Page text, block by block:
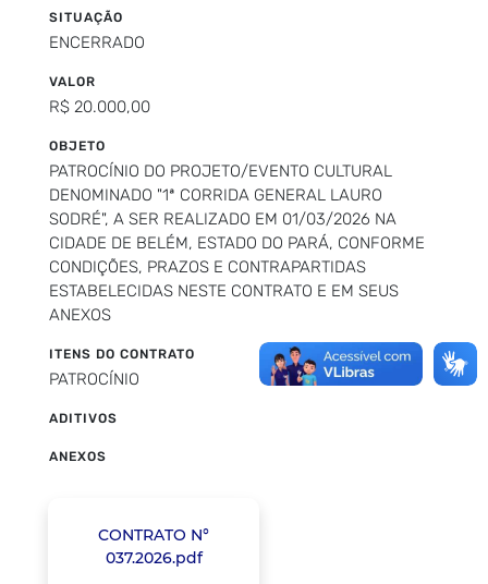
SITUAÇÃO
ENCERRADO
VALOR
R$ 20.000,00
OBJETO
PATROCÍNIO DO PROJETO/EVENTO CULTURAL
DENOMINADO "1ª CORRIDA GENERAL LAURO
SODRÉ", A SER REALIZADO EM 01/03/2026 NA
CIDADE DE BELÉM, ESTADO DO PARÁ, CONFORME
CONDIÇÕES, PRAZOS E CONTRAPARTIDAS
ESTABELECIDAS NESTE CONTRATO E EM SEUS
ANEXOS
ITENS DO CONTRATO
PATROCÍNIO
ADITIVOS
ANEXOS
CONTRATO N°
037.2026.pdf